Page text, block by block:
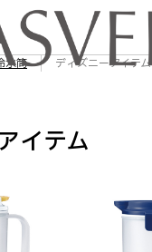
水筒 ディズニーアイテム
イテム